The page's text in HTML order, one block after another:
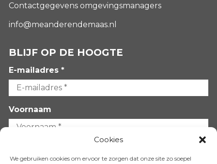
Cookies
We gebruiken cookies om ervoor te zorgen dat onze site zo soepel
Contactgegevens omgevingsmanagers
info@meanderendemaas.nl
BLIJF OP DE HOOGTE
E-mailadres *
Voornaam